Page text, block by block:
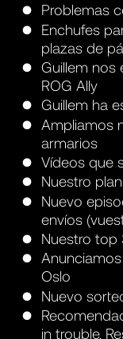
Problemas
Enchufes
plazas de
Guillem nos
ROG Ally
Guillem ha
Ampliamos
armarios
Vídeos que
Nuestro
Nuevo
envíos
Nuestro top
Oslo
Nuevo
in trouble,